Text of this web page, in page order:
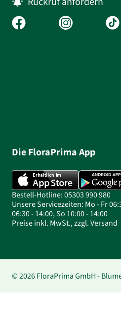
Die FloraPrima App
Bestell-Hotline: 05303 990 980
Unsere Servicezeiten: Mo - Fr
06:30 - 14:00, So 10:00 - 14:00
Preise inkl. MwSt., zzgl. Versand
© 2026 FloraPrima GmbH -